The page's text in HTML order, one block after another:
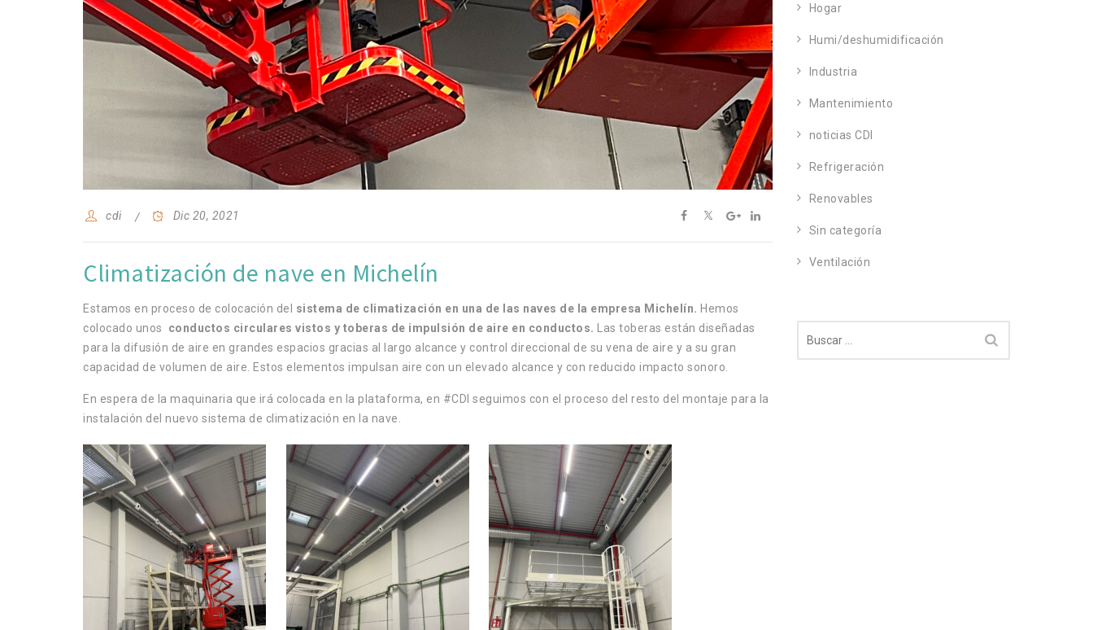
cdi Dic 20, 2021
Climatización de nave en Michelín
Estamos en proceso de colocación del sistema de climatización en una de las naves de la empresa Michelín. Hemos
colocado unos
conductos circulares vistos y toberas de impulsión de aire en conductos. Las toberas están diseñadas
para la difusión de aire en grandes espacios gracias al largo alcance y control direccional de su vena de aire y a su gran
capacidad de volumen de aire. Estos elementos impulsan aire con un elevado alcance y con reducido impacto sonoro.
En espera de la maquinaria que irá colocada en la plataforma, en #CDI seguimos con el proceso del resto del montaje para la
instalación del nuevo sistema de climatización en la nave.
Hogar
Humi/deshumidificación
Industria
Mantenimiento
noticias CDI
Refrigeración
Renovables
Sin categoría
Ventilación